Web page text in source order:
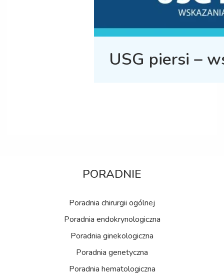
USG piersi –
PORADNIE
Poradnia chirurgii ogólnej
Poradnia endokrynologiczna
Poradnia ginekologiczna
Poradnia genetyczna
Poradnia hematologiczna